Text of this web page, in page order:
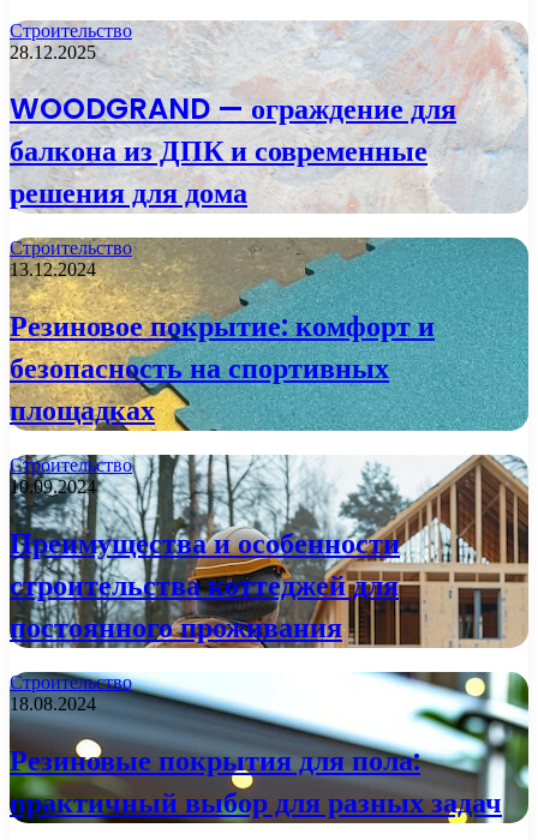
Строительство
28.12.2025
WOODGRAND — ограждение для
балкона из ДПК и современные
решения для дома
Строительство
13.12.2024
Резиновое покрытие: комфорт и
безопасность на спортивных
площадках
Строительство
10.09.2024
Преимущества и особенности
строительства коттеджей для
постоянного проживания
Строительство
18.08.2024
Резиновые покрытия для пола:
практичный выбор для разных задач